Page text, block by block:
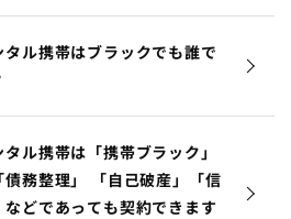
ル携帯はブラックでも誰で
ル携帯は「携帯ブラック」
債務整理」 「自己破産」「信
どであっても契約できます